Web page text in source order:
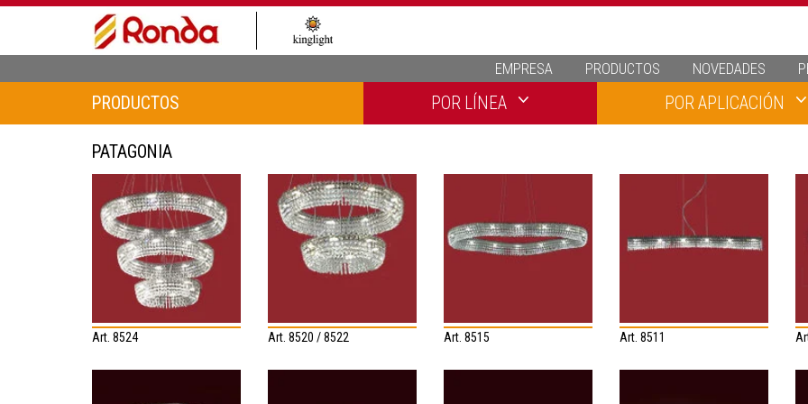
EMPRESA PRODUCTOS NOVEDADES
PRODUCTOS POR LÍNEA POR APLICACIÓN
PATAGONIA
Art. 8524 Art. 8520 / 8522 Art. 8515 Art. 8511